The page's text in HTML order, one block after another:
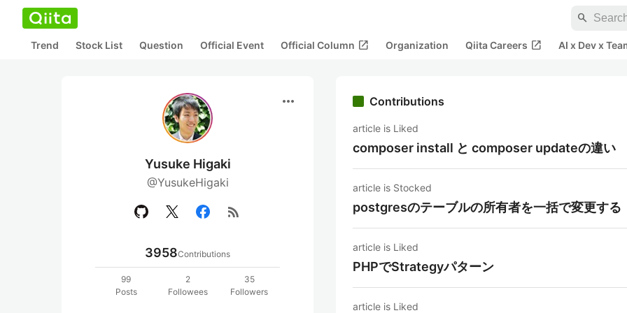
search
Trend Stock List Question Official Event Official Column open_in_new Organization Qiita Careers open_in_new AI x Dev x
more_horiz
Yusuke Higaki
@YusukeHigaki
rss_feed
3958Contributions
99
Posts
2
Followees
35
Followers
Contributions
article is Liked
composer install と composer updateの違い
article is Stocked
postgresのテーブルの所有者を一括で変更する
article is Liked
PHPでStrategyパターン
article is Liked